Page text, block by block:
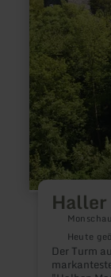
Haller
Monschau
Heute
Der Turm